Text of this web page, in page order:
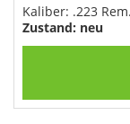
Kaliber: .223 Rem.
Zustand: neu